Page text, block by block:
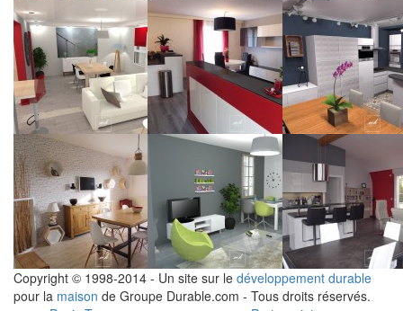
Copyright © 1998-2014 - Un site sur le développement durable
pour la maison de Groupe Durable.com - Tous droits réservés.